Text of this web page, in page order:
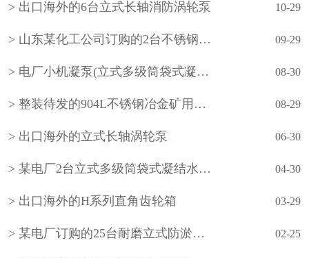
出口海外的6台立式长轴消防涡轮泵 10-29
山东某化工公司订购的2台不锈钢立式长轴液下泵 09-29
电厂小机凝泵(立式多级筒袋式凝结水泵) 08-30
整装待发的904L不锈钢冶金矿用立式长轴泵 08-29
出口海外的立式长轴涡轮泵 06-30
某电厂2台立式多级筒袋式凝结水泵(小机凝结水泵) 04-30
出口海外的H系列直角齿轮箱 03-29
某电厂订购的25台耐磨立式防淤多吸头排污水泵 02-25